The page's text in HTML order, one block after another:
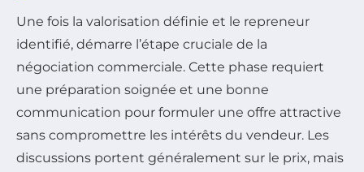
Une fois la valorisation définie et le repreneur
identifié, démarre l’étape cruciale de la
négociation commerciale. Cette phase requiert
une préparation soignée et une bonne
communication pour formuler une offre attractive
sans compromettre les intérêts du vendeur. Les
discussions portent généralement sur le prix, mais